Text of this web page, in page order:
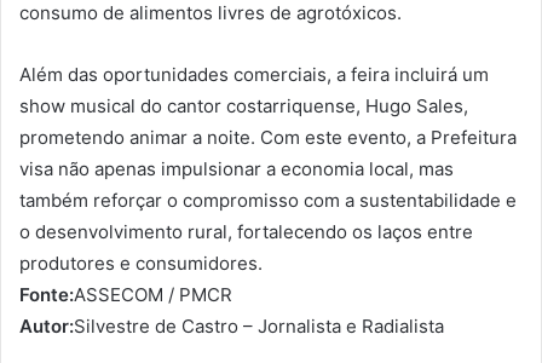
consumo de alimentos livres de agrotóxicos.
Além das oportunidades comerciais, a feira incluirá um
show musical do cantor costarriquense, Hugo Sales,
prometendo animar a noite. Com este evento, a Prefeitura
visa não apenas impulsionar a economia local, mas
também reforçar o compromisso com a sustentabilidade e
o desenvolvimento rural, fortalecendo os laços entre
produtores e consumidores.
Fonte:ASSECOM / PMCR
Autor:Silvestre de Castro – Jornalista e Radialista